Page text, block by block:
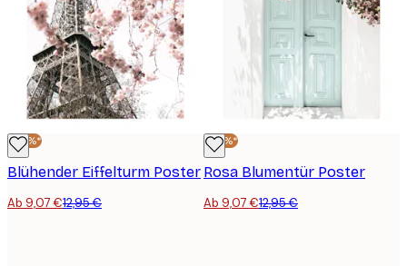
-30%*
Blühender Eiffelturm Poster
Ab 9,07 €12,95 €
-30%*
Rosa Blumentür Poster
Ab 9,07 €12,95 €